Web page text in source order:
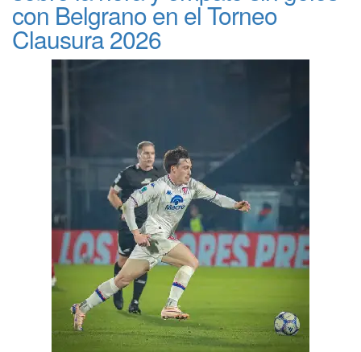
con Belgrano en el Torneo
Clausura 2026